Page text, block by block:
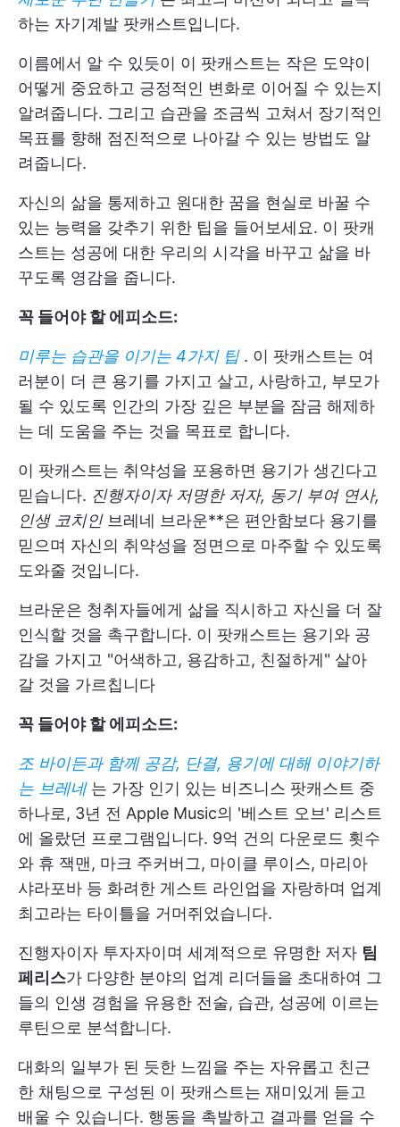
하는 자기계발 팟캐스트입니다.
이름에서 알 수 있듯이 이 팟캐스트는 작은 도약이
어떻게 중요하고 긍정적인 변화로 이어질 수 있는지
알려줍니다. 그리고 습관을 조금씩 고쳐서 장기적인
목표를 향해 점진적으로 나아갈 수 있는 방법도 알
려줍니다.
자신의 삶을 통제하고 원대한 꿈을 현실로 바꿀 수
있는 능력을 갖추기 위한 팁을 들어보세요. 이 팟캐
스트는 성공에 대한 우리의 시각을 바꾸고 삶을 바
꾸도록 영감을 줍니다.
꼭 들어야 할 에피소드:
미루는 습관을 이기는 4가지 팁. 이 팟캐스트는 여
러분이 더 큰 용기를 가지고 살고, 사랑하고, 부모가
될 수 있도록 인간의 가장 깊은 부분을 잠금 해제하
는 데 도움을 주는 것을 목표로 합니다.
이 팟캐스트는 취약성을 포용하면 용기가 생긴다고
믿습니다. 진행자이자 저명한 저자, 동기 부여 연사,
인생 코치인 브레네 브라운**은 편안함보다 용기를
믿으며 자신의 취약성을 정면으로 마주할 수 있도록
도와줄 것입니다.
브라운은 청취자들에게 삶을 직시하고 자신을 더 잘
인식할 것을 촉구합니다. 이 팟캐스트는 용기와 공
감을 가지고 "어색하고, 용감하고, 친절하게" 살아
갈 것을 가르칩니다
꼭 들어야 할 에피소드:
조 바이든과 함께 공감, 단결, 용기에 대해 이야기하
는 브레네는 가장 인기 있는 비즈니스 팟캐스트 중
하나로, 3년 전 Apple Music의 '베스트 오브' 리스트
에 올랐던 프로그램입니다. 9억 건의 다운로드 횟수
와 휴 잭맨, 마크 주커버그, 마이클 루이스, 마리아
샤라포바 등 화려한 게스트 라인업을 자랑하며 업계
최고라는 타이틀을 거머쥐었습니다.
진행자이자 투자자이며 세계적으로 유명한 저자 팀
페리스가 다양한 분야의 업계 리더들을 초대하여 그
들의 인생 경험을 유용한 전술, 습관, 성공에 이르는
루틴으로 분석합니다.
대화의 일부가 된 듯한 느낌을 주는 자유롭고 친근
한 채팅으로 구성된 이 팟캐스트는 재미있게 듣고
배울 수 있습니다. 행동을 촉발하고 결과를 얻을 수